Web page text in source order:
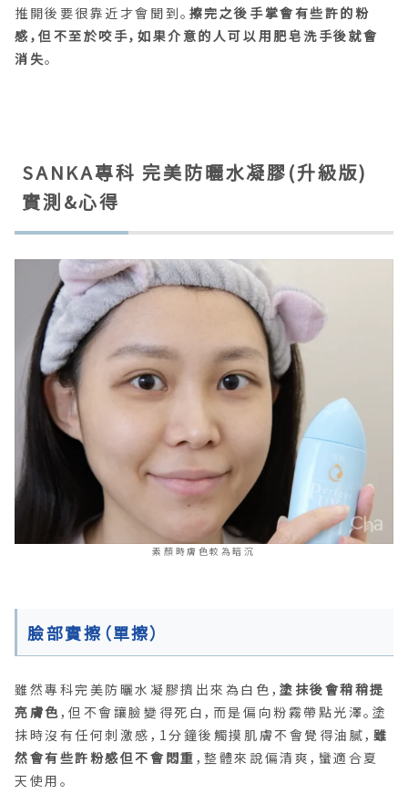
推開後要很靠近才會聞到。 擦完之後手掌會有些許的粉
感，但不至於咬手，如果介意的人可以用肥皂洗手後就會
消失。
SANKA專科 完美防曬水凝膠(升級版)
實測&心得
素顏時膚色較為暗沉
臉部實擦（單擦）
雖然專科完美防曬水凝膠擠出來為白色，塗抹後會稍稍提
亮膚色，但不會讓臉變得死白，而是偏向粉霧帶點光澤。塗
抹時沒有任何刺激感，1分鐘後觸摸肌膚不會覺得油膩， 雖
然會有些許粉感但不會悶重 ，整體來說偏清爽，蠻適合夏
天使用。